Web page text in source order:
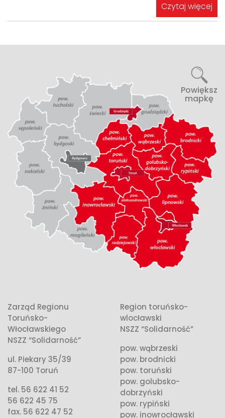
Czytaj więcej
Powiększ
mapkę
Zarząd Regionu
Toruńsko-
Włocławskiego
NSZZ “Solidarność”
ul. Piekary 35/39
87-100 Toruń
tel. 56 622 41 52
56 622 45 75
fax. 56 622 47 52
Region toruńsko-
wlocławski
NSZZ “Solidarność”
pow. wąbrzeski
pow. brodnicki
pow. toruński
pow. golubsko-
dobrzyński
pow. rypiński
pow. inowrocławski